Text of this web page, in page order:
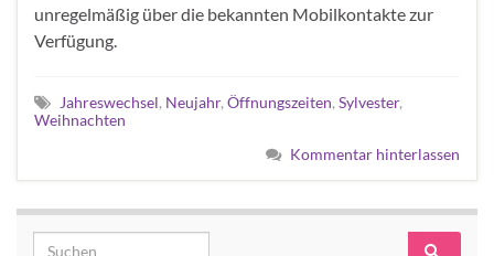
unregelmäßig über die bekannten Mobilkontakte zur
Verfügung.
Jahreswechsel, Neujahr, Öffnungszeiten, Sylvester,
Weihnachten
Kommentar hinterlassen
Search for: